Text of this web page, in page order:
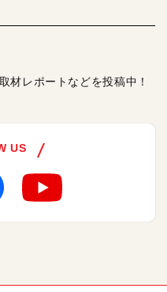
材レポートなどを投稿中！
US